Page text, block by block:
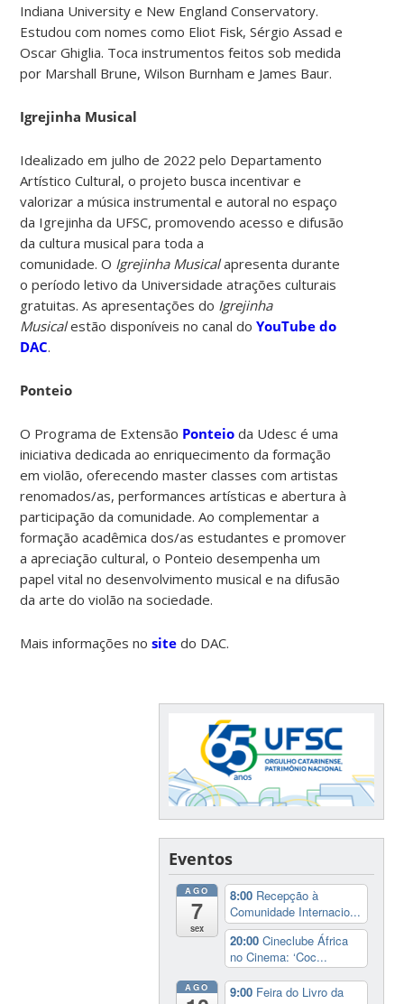
Indiana University e New England Conservatory.
Estudou com nomes como Eliot Fisk, Sérgio Assad e
Oscar Ghiglia. Toca instrumentos feitos sob medida
por Marshall Brune, Wilson Burnham e James Baur.
Igrejinha Musical
Idealizado em julho de 2022 pelo Departamento
Artístico Cultural, o projeto busca incentivar e
valorizar a música instrumental e autoral no espaço
da Igrejinha da UFSC, promovendo acesso e difusão
da cultura musical para toda a
comunidade. O Igrejinha Musicalapresenta durante
o período letivo da Universidade atrações culturais
gratuitas. As apresentações do Igrejinha
Musicalestão disponíveis no canal doYouTube do
DAC.
Ponteio
O Programa de Extensão Ponteio da Udesc é uma
iniciativa dedicada ao enriquecimento da formação
em violão, oferecendo master classes com artistas
renomados/as, performances artísticas e abertura à
participação da comunidade. Ao complementar a
formação acadêmica dos/as estudantes e promover
a apreciação cultural, o Ponteio desempenha um
papel vital no desenvolvimento musical e na difusão
da arte do violão na sociedade.
Mais informações nosite do DAC.
Eventos
AGO
7
sex
8:00 Recepção à
Comunidade Internacio...
20:00Cineclube África
no Cinema: ‘Coc...
AGO 9:00 Feira do Livro da